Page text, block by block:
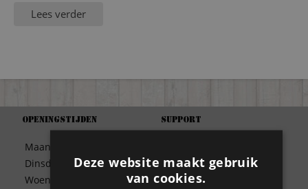
Lees verder
Openingstijden
Maandag
Dinsdag
Woensdag
09:30 – 17:00
09:30 – 17:00
Support
Betaalwijze
Bezorgen
Deze website maakt gebruik
van cookies.